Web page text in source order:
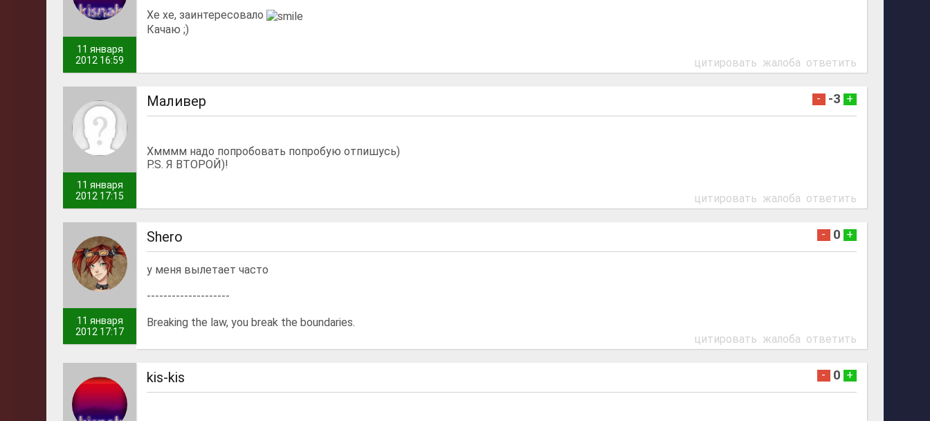
11 января
2012 16:59
Хе хе, заинтересовало
Качаю ;)
цитировать жалоба ответить
11 января
2012 17:15
Маливер - -3 +
Хмммм надо попробовать попробую отпишусь)
P.S. Я ВТОРОЙ)!
цитировать жалоба ответить
11 января
2012 17:17
Shero - 0 +
у меня вылетает часто
--------------------
Breaking the law, you break the boundaries.
цитировать жалоба ответить
kis-kis - 0 +